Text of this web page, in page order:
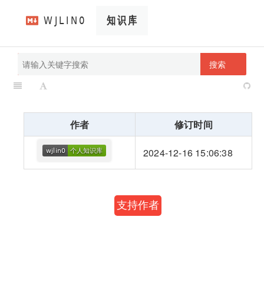
搜索
作者 修订时间
2024-12-16 15:06:38
支持作者